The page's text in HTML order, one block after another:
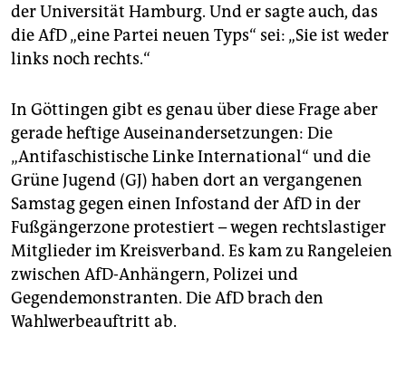
der Universität Hamburg. Und er sagte auch, das
die AfD „eine Partei neuen Typs“ sei: „Sie ist weder
links noch rechts.“
In Göttingen gibt es genau über diese Frage aber
gerade heftige Auseinandersetzungen: Die
„Antifaschistische Linke International“ und die
Grüne Jugend (GJ) haben dort an vergangenen
Samstag gegen einen Infostand der AfD in der
Fußgängerzone protestiert – wegen rechtslastiger
Mitglieder im Kreisverband. Es kam zu Rangeleien
zwischen AfD-Anhängern, Polizei und
Gegendemonstranten. Die AfD brach den
Wahlwerbeauftritt ab.